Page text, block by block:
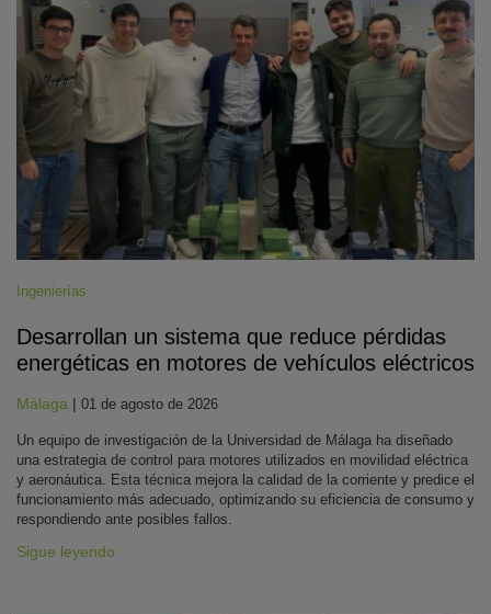
Ingenierías
Desarrollan un sistema que reduce pérdidas
energéticas en motores de vehículos eléctricos
Málaga | 01 de agosto de 2026
Un equipo de investigación de la Universidad de Málaga ha diseñado
una estrategia de control para motores utilizados en movilidad eléctrica
y aeronáutica. Esta técnica mejora la calidad de la corriente y predice el
funcionamiento más adecuado, optimizando su eficiencia de consumo y
respondiendo ante posibles fallos.
Sigue leyendo